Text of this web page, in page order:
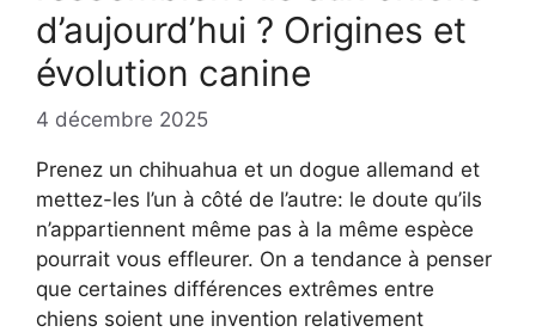
d’aujourd’hui ? Origines et
évolution canine
4 décembre 2025
Prenez un chihuahua et un dogue allemand et
mettez-les l’un à côté de l’autre: le doute qu’ils
n’appartiennent même pas à la même espèce
pourrait vous effleurer. On a tendance à penser
que certaines différences extrêmes entre
chiens soient une invention relativement